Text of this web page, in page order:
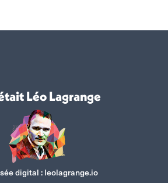
Léo Lagrange
digital : leolagrange.io